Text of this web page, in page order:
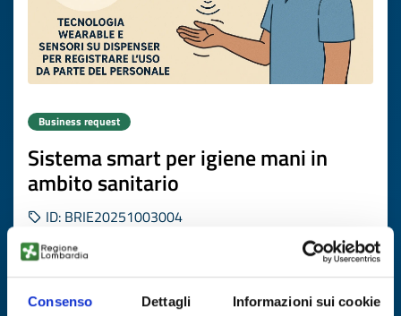
Consenso Dettagli Informazioni sui cookie
Business request
Sistema smart per igiene mani in
ambito sanitario
ID: BRIE20251003004
DISCOVER MORE →